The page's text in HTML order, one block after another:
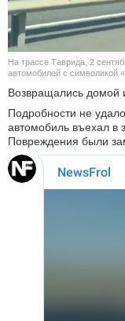
На трассе Таврида, 2
автомобилей с символикой
Возвращались домой
Подробности не
автомобиль въехал
Повреждения были